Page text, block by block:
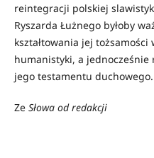
reintegracji polskiej
Ryszarda Łużnego byłoby
kształtowania jej tożsamości
humanistyki, a jednocześnie
jego testamentu duchowego.
Ze Słowa od redakcji